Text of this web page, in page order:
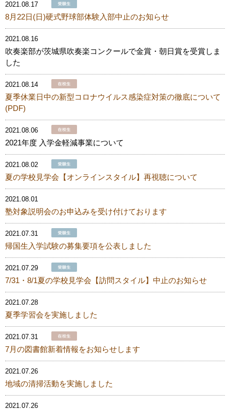
2021.08.17
8月22日(日)硬式野球部体験入部中止のお知らせ
2021.08.16
吹奏楽部が茨城県吹奏楽コンクールで金賞・朝日賞を受賞しま
した
2021.08.14
夏季休業日中の新型コロナウイルス感染症対策の徹底について
(PDF)
2021.08.06
2021年度 入学金軽減事業について
2021.08.02
夏の学校見学会【オンラインスタイル】再視聴について
2021.08.01
塾対象説明会のお申込みを受け付けております
2021.07.31
帰国生入学試験の募集要項を公表しました
2021.07.29
7/31・8/1夏の学校見学会【訪問スタイル】中止のお知らせ
2021.07.28
夏季学習会を実施しました
2021.07.31
7月の図書館新着情報をお知らせします
2021.07.26
地域の清掃活動を実施しました
2021.07.26